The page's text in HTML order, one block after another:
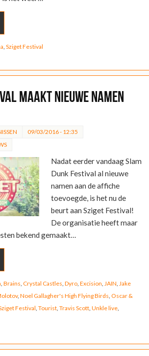
Sziget Festival
maakt nieuwe namen
09/03/2016 - 12:35
Nadat eerder vandaag Slam
Dunk Festival al nieuwe
namen aan de affiche
toevoegde, is het nu de
beurt aan Sziget Festival!
De organisatie heeft maar
bekend gemaakt…
Brains Crystal Castles Dyro, Excision JAIN Jake
, Noel Gallagher's High Flying Birds Oscar &
Festival Tourist, Travis Scott, Unkle live,